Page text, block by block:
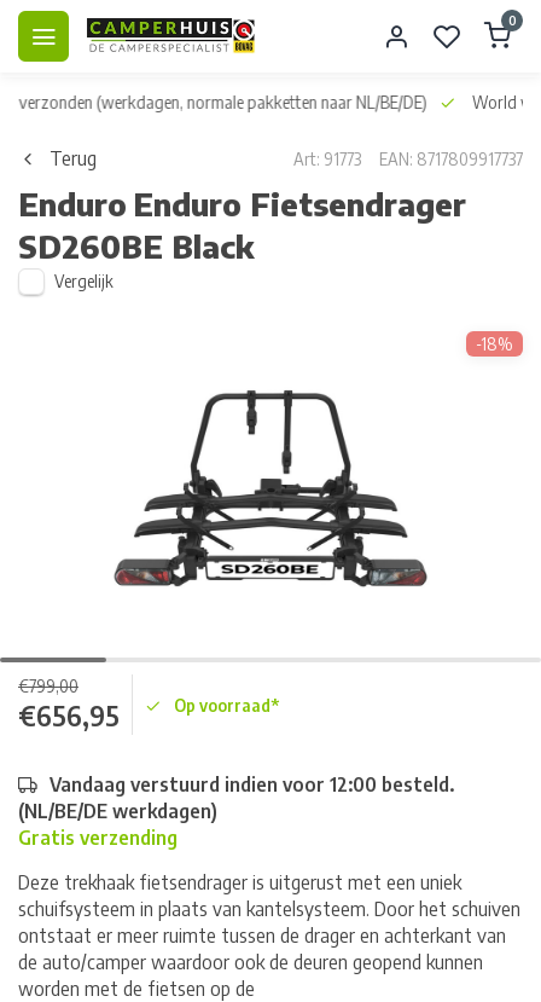
0
verzonden (werkdagen, normale pakketten naar NL/BE/DE) World
Terug Art: 91773 EAN: 8717809917737
Enduro Enduro Fietsendrager
SD260BE Black
Vergelijk
-18%
€799,00
€656,95 Op voorraad*
Vandaag verstuurd indien voor 12:00 besteld.
(NL/BE/DE werkdagen)
Gratis verzending
Deze trekhaak fietsendrager is uitgerust met een uniek
schuifsysteem in plaats van kantelsysteem. Door het schuiven
ontstaat er meer ruimte tussen de drager en achterkant van
de auto/camper waardoor ook de deuren geopend kunnen
worden met de fietsen op de